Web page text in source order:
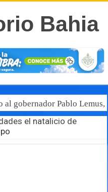
al gobernador Pablo
el natalicio de